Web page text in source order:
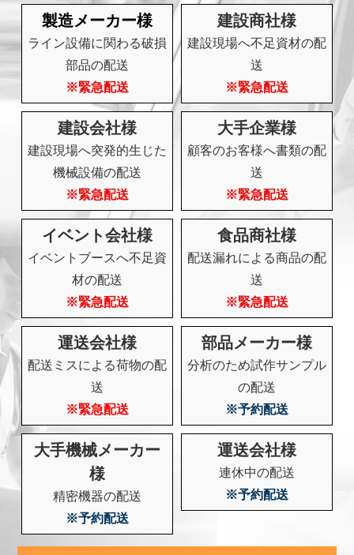
製造メーカー様
ライン設備に関わる破損
部品の配送
※緊急配送
建設商社様
建設現場へ不足資材の配
送
※緊急配送
建設会社様
建設現場へ突発的生じた
機械設備の配送
※緊急配送
大手企業様
顧客のお客様へ書類の配
送
※緊急配送
イベント会社様
イベントブースへ不足資
材の配送
※緊急配送
食品商社様
配送漏れによる商品の配
送
※緊急配送
運送会社様
配送ミスによる荷物の配
送
※緊急配送
部品メーカー様
分析のため試作サンプル
の配送
※予約配送
大手機械メーカー
様
精密機器の配送
※予約配送
運送会社様
連休中の配送
※予約配送